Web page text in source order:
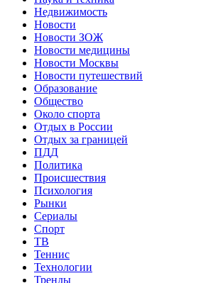
Недвижимость
Новости
Новости ЗОЖ
Новости медицины
Новости Москвы
Новости путешествий
Образование
Общество
Около спорта
Отдых в России
Отдых за границей
ПДД
Политика
Происшествия
Психология
Рынки
Сериалы
Спорт
ТВ
Теннис
Технологии
Тренды